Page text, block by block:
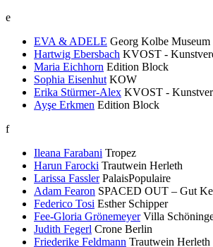
e
EVA & ADELE Georg Kolbe Museum
Hartwig Ebersbach KVOST -
Maria Eichhorn Edition Block
Sophia Eisenhut KOW
Erika Stürmer-Alex KVOST -
Ayşe Erkmen Edition Block
f
Ileana Farabani Tropez
Harun Farocki Trautwein Herleth
Larissa Fassler PalaisPopulaire
Adam Fearon SPACED OUT – Gut
Federico Tosi Esther Schipper
Fee-Gloria Grönemeyer Villa
Judith Fegerl Crone Berlin
Friederike Feldmann Trautwein Herleth